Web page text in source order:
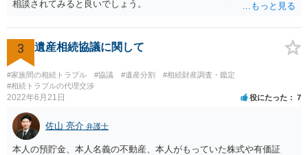
の他、お姉さんの申立書には書かれていないけど、どのように遺産を
った等)、それも書くとよいです。 書かない方が良いと思うことは、遺
産分割に関係ない(と思われる)いきさつを沢山盛り込むことだと考えま
す(あくまで遺産分割に関係することに留める方が、裁判所や調停委員
の方に事情を理解してもらいやすいと思います)。
相談されてみると良いでしょう。
3 遺産相続協議に関して
#家族間の相続トラブル #協議 #遺産分割
#相続財産調査・鑑定
#相続トラブルの代理交渉
2022年6月21日 役にたった 7
佐山 亮介 弁護士
本人の預貯金、本人名義の不動産、本人がもっていた株式や有価証